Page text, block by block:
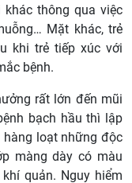
thông qua việc
Mặt khác, trẻ
khi trẻ tiếp xúc với
bệnh.
rất lớn đến mũi
bạch hầu thì lập
loạt những độc
màng dày có màu
quản. Nguy hiểm